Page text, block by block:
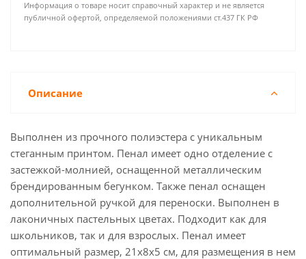
Информация о товаре носит справочный характер и не является
публичной офертой, определяемой положениями ст.437 ГК РФ
Описание
Выполнен из прочного полиэстера с уникальным
стеганным принтом. Пенал имеет одно отделение с
застежкой-молнией, оснащенной металлическим
брендированным бегунком. Также пенал оснащен
дополнительной ручкой для переноски. Выполнен в
лаконичных пастельных цветах. Подходит как для
школьников, так и для взрослых. Пенал имеет
оптимальный размер, 21х8х5 см, для размещения в нем